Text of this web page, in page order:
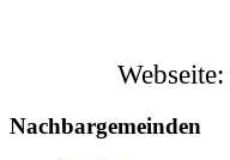
Webseite:
Nachbargemeinden